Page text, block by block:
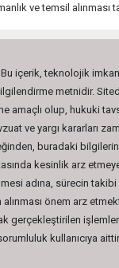
ve temsil alınması
Bu içerik, teknolojik
metnidir.
amaçlı olup, hukuki
ve yargı kararları
buradaki
kesinlik arz
adına, sürecin
alınması önem arz
gerçekleştirilen
kullanıcıya